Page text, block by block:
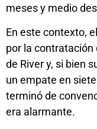
meses y medio
En este contexto,
por la
de River y, si bien
un empate en
terminó de
era alarmante.